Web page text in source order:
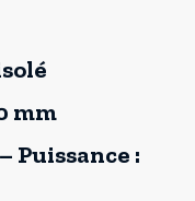
mm
Puissance :